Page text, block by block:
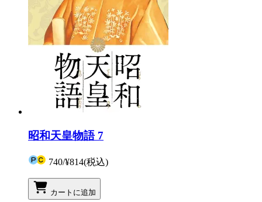
昭和天皇物語 7
740/¥814(税込)
カートに追加